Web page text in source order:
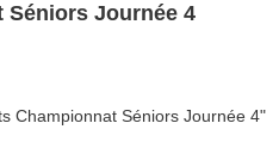
Séniors Journée 4